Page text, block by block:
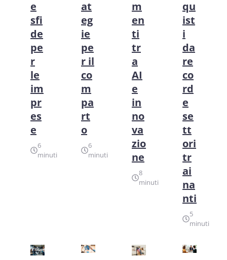
e
sfi
de
pe
r
le
im
pr
es
e
6
minuti
at
eg
ie
pe
r il
co
m
pa
rt
o
6
minuti
m
en
ti
tr
a
AI
e
in
no
va
zio
ne
8
minuti
qu
ist
i
da
re
co
rd
e
se
tt
ori
tr
ai
na
nti
5
minuti